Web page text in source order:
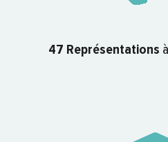
47 Représentations